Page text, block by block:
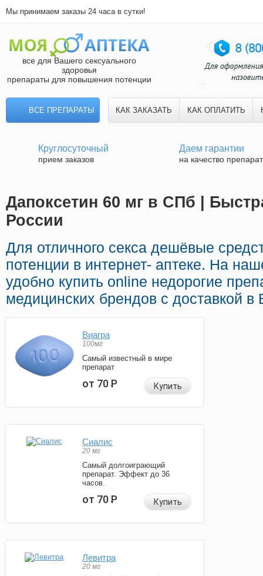
Мы принимаем заказы 24 часа в сутки!
все для Вашего сексуального
здоровья
препараты для повышения потенции
ВСЕ ПРЕПАРАТЫ КАК ЗАКАЗАТЬ КАК ОПЛАТИТЬ
Круглосуточный
прием заказов
Даем гарантии
на качество
Дапоксетин 60 мг в СПб |
России
Для отличного секса дешёвые
потенции в интернет- аптеке. На
удобно купить online недорогие
медицинских брендов с доставкой в
Виагра
100мг
Самый известный в мире
препарат
от 70Р Купить
Сиалис
20 мг
Самый долгоиграющий
препарат. Эффект до 36
часов.
от 70Р Купить
Левитра
20 мг